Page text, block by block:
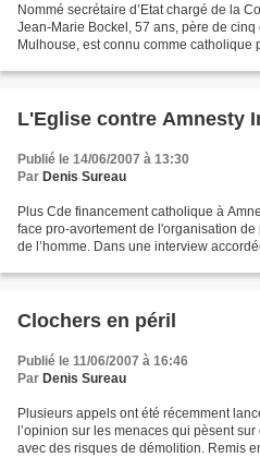
Nommé secrétaire d’Etat chargé de la
Jean-Marie Bockel, 57 ans, père de
Mulhouse, est connu comme catholique
L'Eglise contre Amnesty
Publié le 14/06/2007 à 13:30
Par Denis Sureau
Plus Cde financement catholique à
face pro-avortement de l'organisation
de l’homme. Dans une interview
Clochers en péril
Publié le 11/06/2007 à 16:46
Par Denis Sureau
Plusieurs appels ont été récemment
l’opinion sur les menaces qui pèsent
avec des risques de démolition. Remis